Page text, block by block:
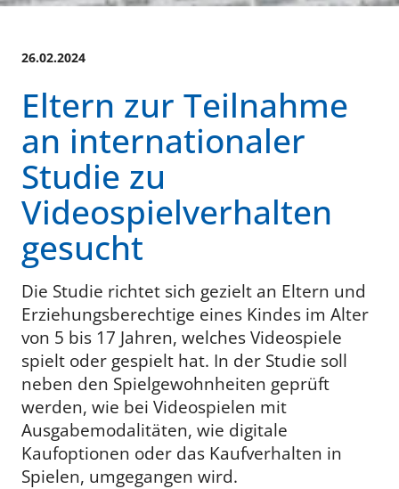
26.02.2024
Eltern zur Teilnahme
an internationaler
Studie zu
Videospielverhalten
gesucht
Die Studie richtet sich gezielt an Eltern und
Erziehungsberechtige eines Kindes im Alter
von 5 bis 17 Jahren, welches Videospiele
spielt oder gespielt hat. In der Studie soll
neben den Spielgewohnheiten geprüft
werden, wie bei Videospielen mit
Ausgabemodalitäten, wie digitale
Kaufoptionen oder das Kaufverhalten in
Spielen, umgegangen wird.